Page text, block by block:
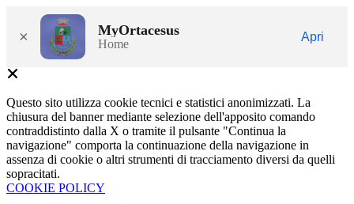
× MyOrtacesus
Home
Apri
Questo sito utilizza cookie tecnici e statistici anonimizzati. La
chiusura del banner mediante selezione dell'apposito comando
contraddistinto dalla X o tramite il pulsante "Continua la
navigazione" comporta la continuazione della navigazione in
assenza di cookie o altri strumenti di tracciamento diversi da quelli
sopracitati.
COOKIE POLICY